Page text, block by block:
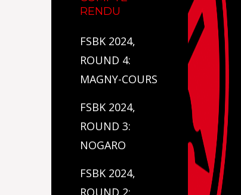
RENDU
FSBK 2024,
ROUND 4:
MAGNY-COURS
FSBK 2024,
ROUND 3:
NOGARO
FSBK 2024,
ROUND 2: